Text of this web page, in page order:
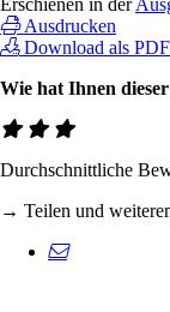
Ausdrucken
Download als PDF
Wie hat Ihnen
Durchschnittliche
→ Teilen und